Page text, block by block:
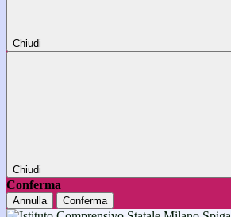
Chiudi
Chiudi
Conferma
Annulla Conferma